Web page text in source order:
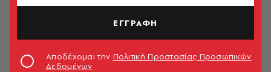
ΕΓΓΡΑΦΗ
Αποδέχομαι την Πολιτική Προστασίας Προσωπικών
Δεδομένων